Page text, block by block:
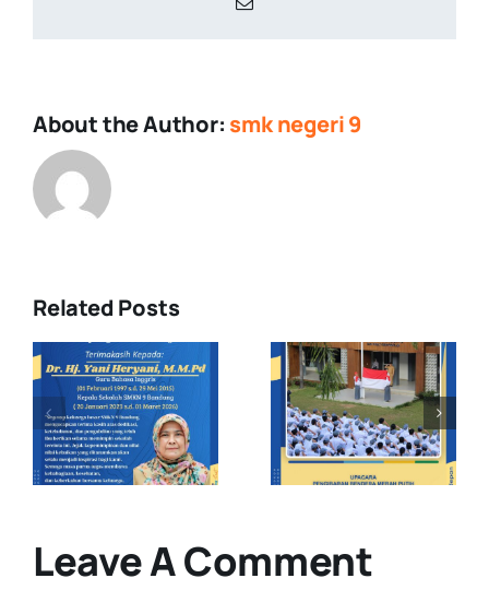
About the Author: smk negeri 9
Related Posts
Upacara
Pengibaran
Bendera
Merah Putih
: Raih lah
Visi atau
Masa Depan
di MPLS
Jawa Barat
Bandung
Leave A Comment